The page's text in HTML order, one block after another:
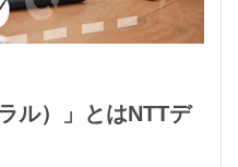
ル）」とはNTTデ